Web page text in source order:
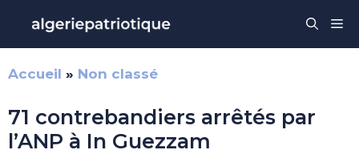
contenu
Accueil » Non classé
71 contrebandiers arrêtés par
l’ANP à In Guezzam